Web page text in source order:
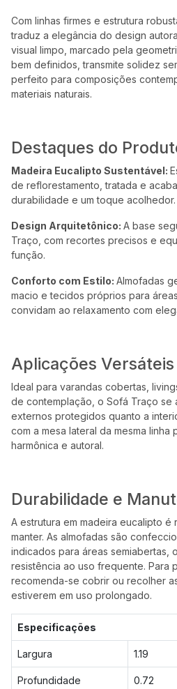
Com linhas firmes e estrutura
traduz a elegância do design
visual limpo, marcado pela
bem definidos, transmite solidez
perfeito para composições
materiais naturais.
Destaques do
Madeira Eucalipto Sustentável:
de reflorestamento, tratada e
durabilidade e um toque acolhedor.
Design Arquitetônico:A base
Traço, com recortes precisos e
função.
Conforto com Estilo:Almofadas
macio e tecidos próprios para
convidam ao relaxamento com
Aplicações
Ideal para varandas cobertas,
de contemplação, o Sofá Traço se
externos protegidos quanto a
com a mesa lateral da mesma linha
harmônica e autoral.
Durabilidade e
A estrutura em madeira eucalipto é
manter. As almofadas são
indicados para áreas
resistência ao uso frequente. Para
recomenda-se cobrir ou recolher
estiverem em uso prolongado.
Especificações
Largura 1.19
Profundidade 0.72